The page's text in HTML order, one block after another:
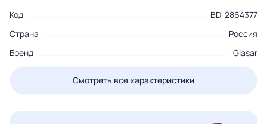
Код
BD-2864377
Страна
Россия
Бренд
Glasar
Смотреть все характеристики